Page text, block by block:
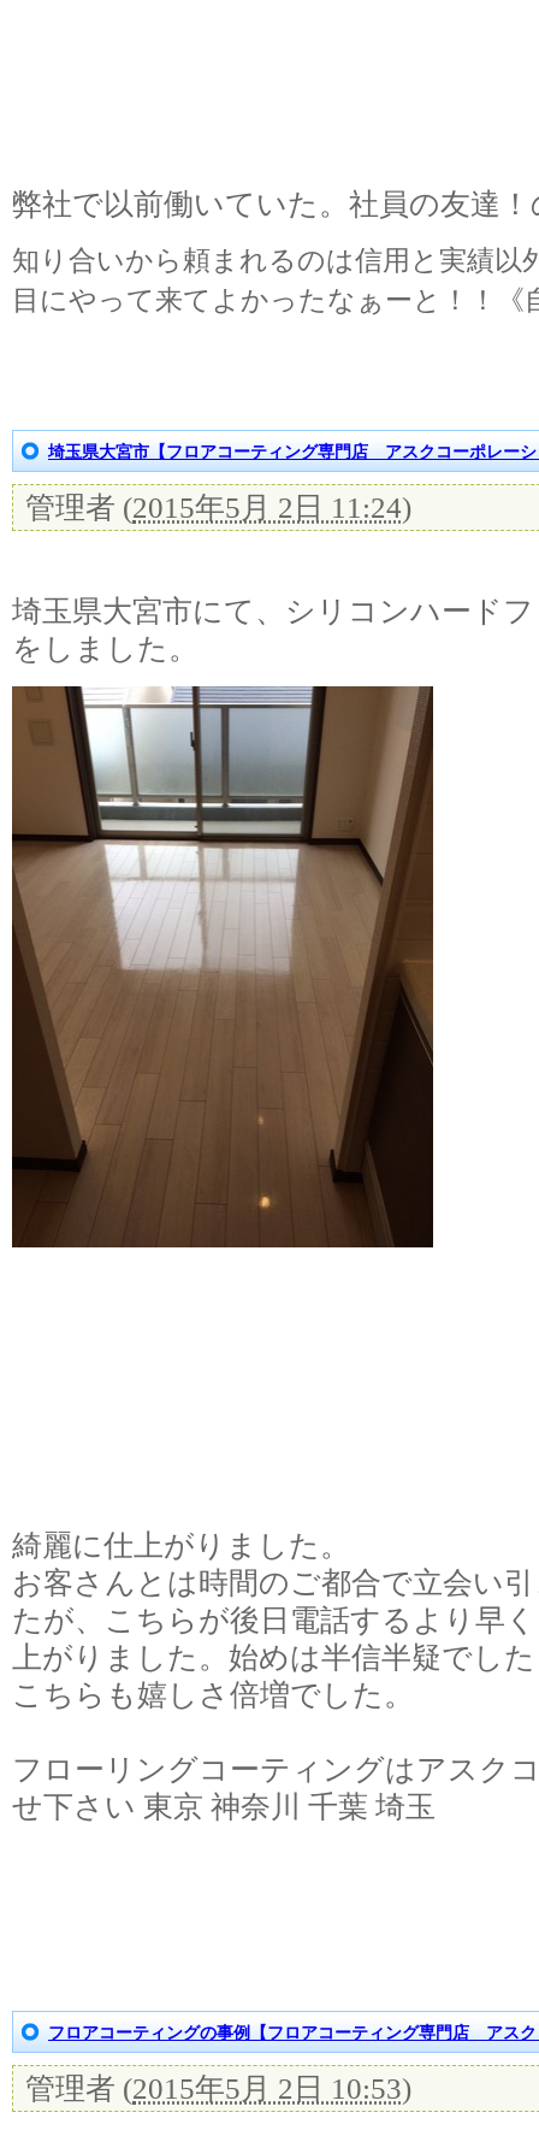
弊社で以前働いていた。社員の友達
知り合いから頼まれるのは信用と実績以
目にやって来てよかったなぁーと！！《
埼玉県大宮市【フロアコーティング専門店 アスクコーポレー
管理者 (2015年5月 2日 11:24)
埼玉県大宮市にて、シリコンハード
をしました。
綺麗に仕上がりました。
お客さんとは時間のご都合で立会い
たが、こちらが後日電話するより早
上がりました。始めは半信半疑でし
こちらも嬉しさ倍増でした。
フローリングコーティングはアスク
せ下さい 東京 神奈川 千葉 埼玉
フロアコーティングの事例【フロアコーティング専門店 アス
管理者 (2015年5月 2日 10:53)